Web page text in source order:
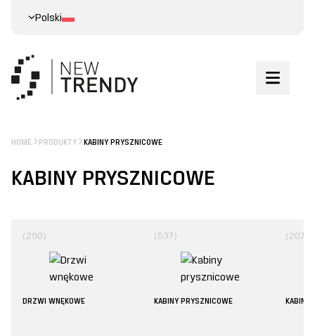
Polski
HOME PRODUKTY KABINY PRYSZNICOWE
KABINY PRYSZNICOWE
(290)
DRZWI WNĘKOWE
(537)
KABINY PRYSZNICOWE
(207)
KABINY